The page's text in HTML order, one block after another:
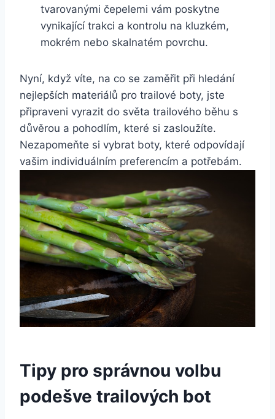
tvarovanými čepelemi vám poskytne
vynikající trakci⁢ a kontrolu na⁢ kluzkém,​
mokrém nebo ‍skalnatém ⁤povrchu.
Nyní, když ⁢víte, na co se zaměřit při hledání
nejlepších materiálů⁢ pro trailové ⁢boty, jste
připraveni vyrazit do⁢ světa trailového běhu s ​
důvěrou ‍a pohodlím, ⁤které si zasloužíte.
Nezapomeňte‌ si vybrat boty, které odpovídají
⁢vašim individuálním preferencím ⁤a potřebám.
Tipy pro správnou volbu⁣
podešve trailových bot